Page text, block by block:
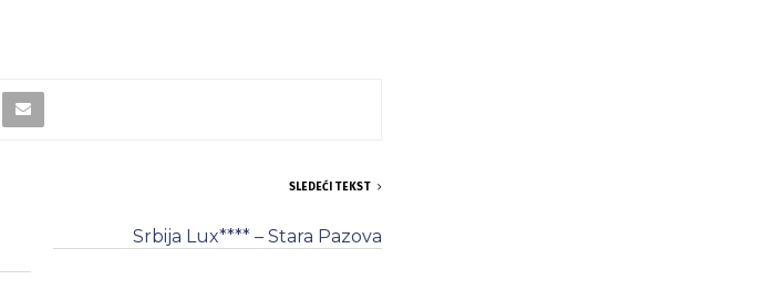
SLEDEĆI TEKST
Srbija Lux**** – Stara Pazova